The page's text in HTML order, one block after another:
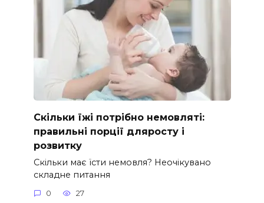
Скільки їжі потрібно немовляті:
правильні порції дляросту і
розвитку
Скільки має їсти немовля? Неочікувано
складне питання
0 27